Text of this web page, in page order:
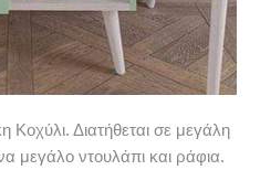
Κοχύλι. Διατήθεται σε μεγάλη
μεγάλο ντουλάπι και ράφια.